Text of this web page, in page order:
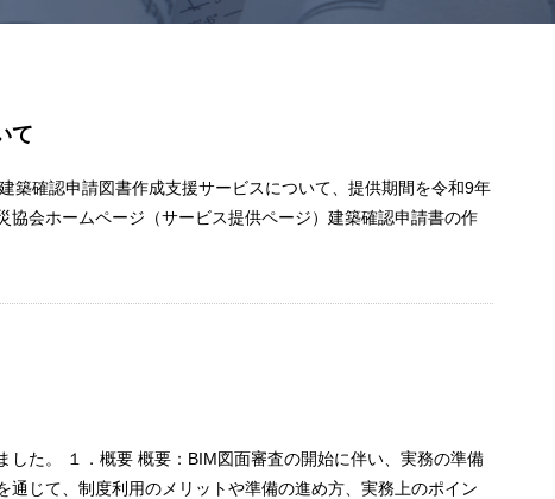
て
築確認申請図書作成支援サービスについて、提供期間を令和9年
会ホームページ（サービス提供ページ）建築確認申請書の作
た。 １．概要 概要：BIM図面審査の開始に伴い、実務の準備
じて、制度利用のメリットや準備の進め方、実務上のポイン